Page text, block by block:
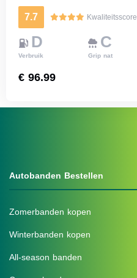
7.7 Kwaliteitsscore
D
Verbruik
C
Grip nat
€ 96.99
Autobanden Bestellen
Zomerbanden kopen
Winterbanden kopen
All-season banden